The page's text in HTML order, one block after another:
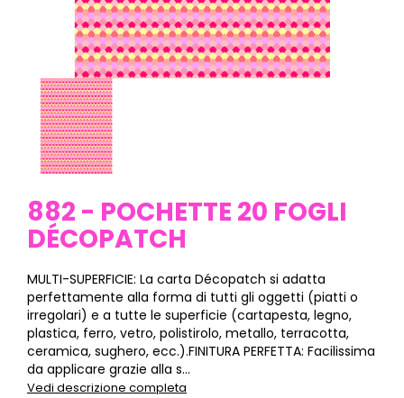
882 - POCHETTE 20 FOGLI
DÉCOPATCH
MULTI-SUPERFICIE: La carta Décopatch si adatta
perfettamente alla forma di tutti gli oggetti (piatti o
irregolari) e a tutte le superficie (cartapesta, legno,
plastica, ferro, vetro, polistirolo, metallo, terracotta,
ceramica, sughero, ecc.).FINITURA PERFETTA: Facilissima
da applicare grazie alla s...
Vedi descrizione completa